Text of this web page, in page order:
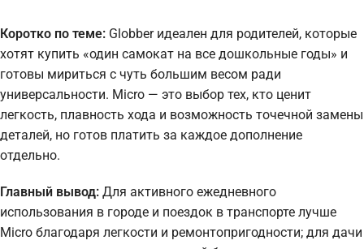
Коротко по теме: Globber идеален для родителей, которые
хотят купить «один самокат на все дошкольные годы» и
готовы мириться с чуть большим весом ради
универсальности. Micro — это выбор тех, кто ценит
легкость, плавность хода и возможность точечной замены
деталей, но готов платить за каждое дополнение
отдельно.
Главный вывод: Для активного ежедневного
использования в городе и поездок в транспорте лучше
Micro благодаря легкости и ремонтопригодности; для дачи